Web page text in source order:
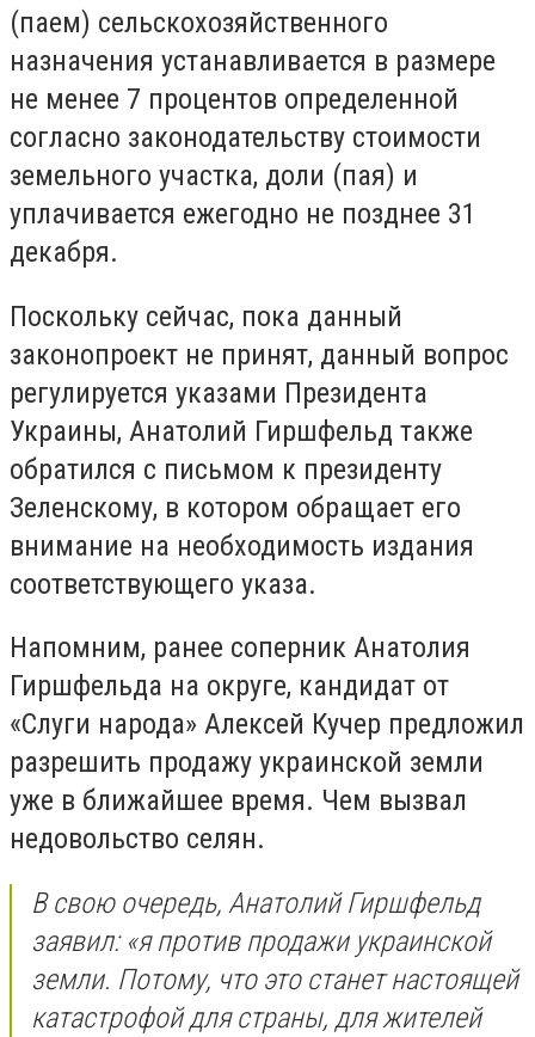
(паем) сельскохозяйственного
назначения устанавливается в размере
не менее 7 процентов определенной
согласно законодательству стоимости
земельного участка, доли (пая) и
уплачивается ежегодно не позднее 31
декабря.
Поскольку сейчас, пока данный
законопроект не принят, данный вопрос
регулируется указами Президента
Украины, Анатолий Гиршфельд также
обратился с письмом к президенту
Зеленскому, в котором обращает его
внимание на необходимость издания
соответствующего указа.
Напомним, ранее соперник Анатолия
Гиршфельда на округе, кандидат от
«Слуги народа» Алексей Кучер предложил
разрешить продажу украинской земли
уже в ближайшее время. Чем вызвал
недовольство селян.
В свою очередь, Анатолий Гиршфельд
заявил: «я против продажи украинской
земли. Потому, что это станет настоящей
катастрофой для страны, для жителей